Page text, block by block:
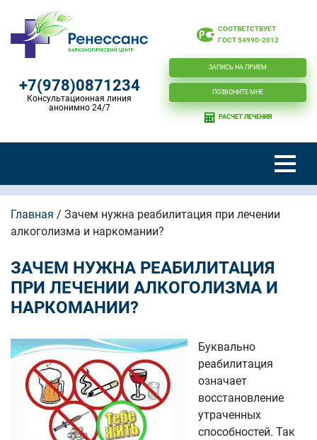
СООТВЕТСТВУЕТ
ГОСТ 54990-2012
+7(978)0871234
Консультационная линия
анонимно 24/7
ЗАПИСЬ НА ПРИЕМ
ПОЗВОНИТЕ МНЕ
РАСЧЕТ ЛЕЧЕНИЯ
Главная / Зачем нужна реабилитация при лечении
алкоголизма и наркомании?
ЗАЧЕМ НУЖНА РЕАБИЛИТАЦИЯ
ПРИ ЛЕЧЕНИИ АЛКОГОЛИЗМА И
НАРКОМАНИИ?
Буквально
реабилитация
означает
восстановление
утраченных
способностей. Так